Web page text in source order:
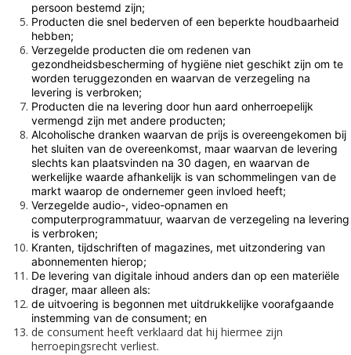
persoon bestemd zijn;
Producten die snel bederven of een beperkte houdbaarheid
hebben;
Verzegelde producten die om redenen van
gezondheidsbescherming of hygiëne niet geschikt zijn om te
worden teruggezonden en waarvan de verzegeling na
levering is verbroken;
Producten die na levering door hun aard onherroepelijk
vermengd zijn met andere producten;
Alcoholische dranken waarvan de prijs is overeengekomen bij
het sluiten van de overeenkomst, maar waarvan de levering
slechts kan plaatsvinden na 30 dagen, en waarvan de
werkelijke waarde afhankelijk is van schommelingen van de
markt waarop de ondernemer geen invloed heeft;
Verzegelde audio-, video-opnamen en
computerprogrammatuur, waarvan de verzegeling na levering
is verbroken;
Kranten, tijdschriften of magazines, met uitzondering van
abonnementen hierop;
De levering van digitale inhoud anders dan op een materiële
drager, maar alleen als:
de uitvoering is begonnen met uitdrukkelijke voorafgaande
instemming van de consument; en
de consument heeft verklaard dat hij hiermee zijn
herroepingsrecht verliest.